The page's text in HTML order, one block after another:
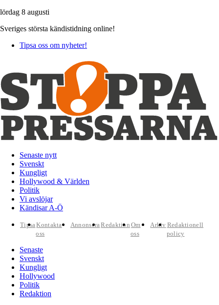
lördag 8 augusti
Sveriges största kändistidning online!
Tipsa oss om nyheter!
Senaste nytt
Svenskt
Kungligt
Hollywood & Världen
Politik
Vi avslöjar
Kändisar A-Ö
TipsaKontakta
oss
AnnonseraRedaktion Om
oss
Arkiv Redaktionell
policy
Senaste
Svenskt
Kungligt
Hollywood
Politik
Redaktion